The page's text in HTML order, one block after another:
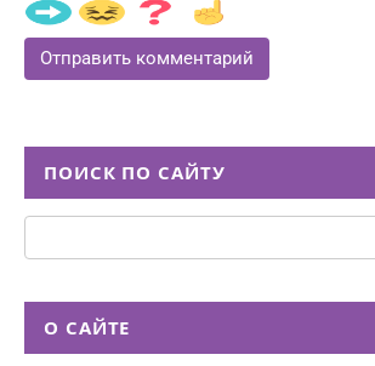
ПОИСК ПО САЙТУ
Поиск:
О САЙТЕ